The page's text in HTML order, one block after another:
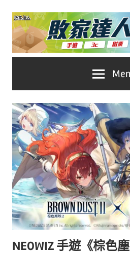
Skip
content
家
達
人
推
薦
No.1
遊
戲
科
技
自
媒
體。
NEOWIZ 手遊《棕色